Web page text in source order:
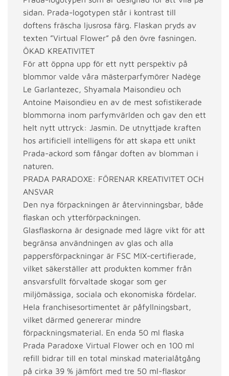
sidan. Prada-logotypen står i kontrast till
doftens fräscha ljusrosa färg. Flaskan pryds av
texten ”Virtual Flower” på den övre fasningen.
ÖKAD KREATIVITET
För att öppna upp för ett nytt perspektiv på
blommor valde våra mästerparfymörer Nadège
Le Garlantezec, Shyamala Maisondieu och
Antoine Maisondieu en av de mest sofistikerade
blommorna inom parfymvärlden och gav den ett
helt nytt uttryck: Jasmin. De utnyttjade kraften
hos artificiell intelligens för att skapa ett unikt
Prada-ackord som fångar doften av blomman i
naturen.
PRADA PARADOXE: FÖRENAR KREATIVITET OCH
ANSVAR
Den nya förpackningen är återvinningsbar, både
flaskan och ytterförpackningen.
Glasflaskorna är designade med lägre vikt för att
begränsa användningen av glas och alla
pappersförpackningar är FSC MIX-certifierade,
vilket säkerställer att produkten kommer från
ansvarsfullt förvaltade skogar som ger
miljömässiga, sociala och ekonomiska fördelar.
Hela franchisesortimentet är påfyllningsbart,
vilket därmed genererar mindre
förpackningsmaterial. En enda 50 ml flaska
Prada Paradoxe Virtual Flower och en 100 ml
refill bidrar till en total minskad materialåtgång
på cirka 39 % jämfört med tre 50 ml-flaskor